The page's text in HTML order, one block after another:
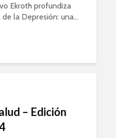
Ekroth profundiza
la Depresión: una...
– Edición